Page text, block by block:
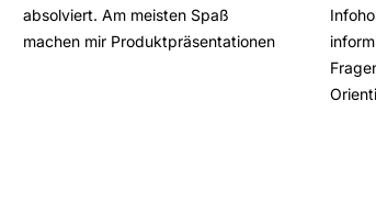
absolviert. Am meisten Spaß
machen mir Produktpräsentationen